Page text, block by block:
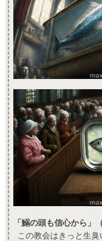
「鰯の頭も信心から」
この教会はきっと生